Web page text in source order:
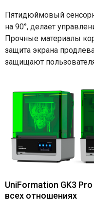
Пятидюймовый
на 90°, делает
Прочные материалы
защита экрана
защищают
UniFormation GK3
всех отношениях